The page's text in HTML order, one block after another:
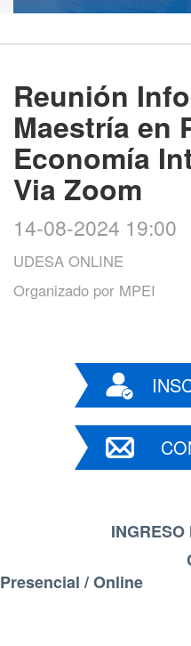
Reunión
Maestría en
Economía
Via Zoom
14-08-2024 19:00
UDESA ONLINE
Organizado por MPEI
Cursada
Presencial / Online